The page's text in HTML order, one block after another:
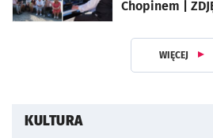
Chopinem |
WIĘCEJ Z
KULTURA